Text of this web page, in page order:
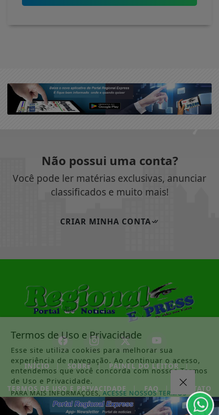
Não possui uma conta?
Você pode ler matérias exclusivas, anunciar
classificados e muito mais!
CRIAR MINHA CONTA
INÍCIO | SOBRE | PAINEL DO LEITOR |
TERMOS DE USO E PRIVACIDADE | FAQ | CONTATO
Termos de Uso e Privacidade
Esse site utiliza cookies para melhorar sua
experiência de navegação. Ao continuar o acesso,
entendemos que você concorda com nossos Termos
de Uso e Privacidade.
PARA MAIS INFORMAÇÕES,ACESSE NOSSOS TERMOS
CLICANDO AQUI